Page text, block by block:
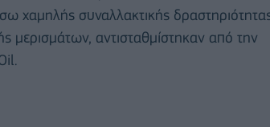
χαμηλής συναλλακτικής
μερισμάτων, αντισταθμίστηκαν από την